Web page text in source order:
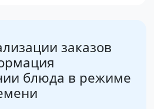
заказов
блюда в режиме